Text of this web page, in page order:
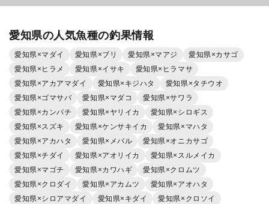
愛知県の人気魚種の釣果情報
愛知県×マダイ 愛知県×ブリ 愛知県×マアジ
愛知県×カサゴ
愛知県×ヒラメ
愛知県×イサキ
愛知県×ヒラマサ
愛知県×アカアマダイ
愛知県×キジハタ
愛知県×タチウオ
愛知県×ゴマサバ
愛知県×マダコ
愛知県×サワラ
愛知県×カンパチ
愛知県×ヤリイカ
愛知県×シロギス
愛知県×スズキ
愛知県×ケンサキイカ
愛知県×マハタ
愛知県×アカハタ
愛知県×メバル
愛知県×オニカサゴ
愛知県×チダイ
愛知県×アオリイカ
愛知県×スルメイカ
愛知県×マゴチ
愛知県×カワハギ
愛知県×クロムツ
愛知県×クロダイ
愛知県×アカムツ
愛知県×アオハタ
愛知県×シロアマダイ
愛知県×キダイ
愛知県×クロソイ